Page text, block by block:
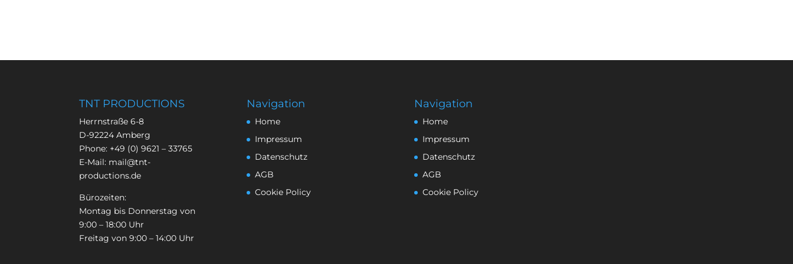
TNT PRODUCTIONS
Herrnstraße 6-8
D-92224 Amberg
Phone: +49 (0) 9621 – 33765
E-Mail: mail@tnt-
productions.de
Bürozeiten:
Montag bis Donnerstag von
9:00 – 18:00 Uhr
Freitag von 9:00 – 14:00 Uhr
Navigation
Home
Impressum
Datenschutz
AGB
Cookie Policy
Navigation
Home
Impressum
Datenschutz
AGB
Cookie Policy